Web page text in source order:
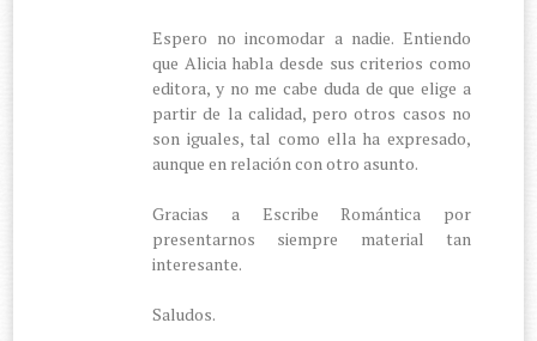
Espero no incomodar a nadie. Entiendo
que Alicia habla desde sus criterios como
editora, y no me cabe duda de que elige a
partir de la calidad, pero otros casos no
son iguales, tal como ella ha expresado,
aunque en relación con otro asunto.
Gracias a Escribe Romántica por
presentarnos siempre material tan
interesante.
Saludos.